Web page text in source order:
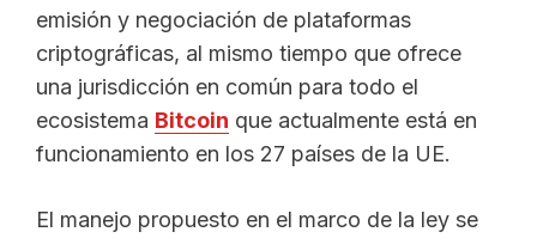
emisión y negociación de plataformas
criptográficas, al mismo tiempo que ofrece
una jurisdicción en común para todo el
ecosistema Bitcoin que actualmente está en
funcionamiento en los 27 países de la UE.
El manejo propuesto en el marco de la ley se